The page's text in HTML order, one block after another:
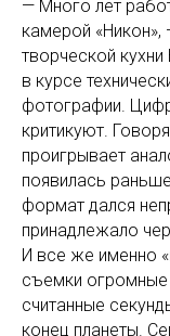
— Много лет
камерой
творческой
в курсе
фотографии.
критикуют.
проигрывает
появилась
формат дался
принадлежало
И все же именно
съемки
считанные
конец планеты.